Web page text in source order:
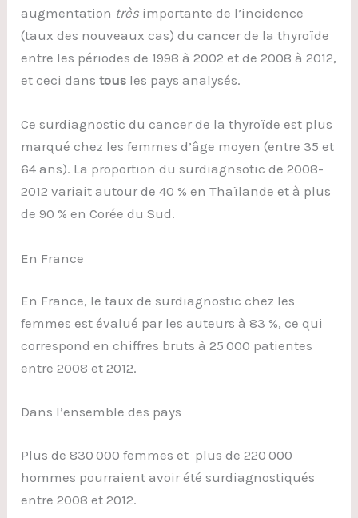
augmentation très importante de l’incidence
(taux des nouveaux cas) du cancer de la thyroïde
entre les périodes de 1998 à 2002 et de 2008 à 2012,
et ceci danstous les pays analysés.
Ce surdiagnostic du cancer de la thyroïde est plus
marqué chez les femmes d’âge moyen (entre 35 et
64 ans). La proportion du surdiagnsotic de 2008-
2012 variait autour de 40 % en Thaïlande et à plus
de 90 % en Corée du Sud.
En France
En France, le taux de surdiagnostic chez les
femmes est évalué par les auteurs à 83 %, ce qui
correspond en chiffres bruts à 25 000 patientes
entre 2008 et 2012.
Dans l’ensemble des pays
Plus de 830 000 femmes et plus de 220 000
hommes pourraient avoir été surdiagnostiqués
entre 2008 et 2012.